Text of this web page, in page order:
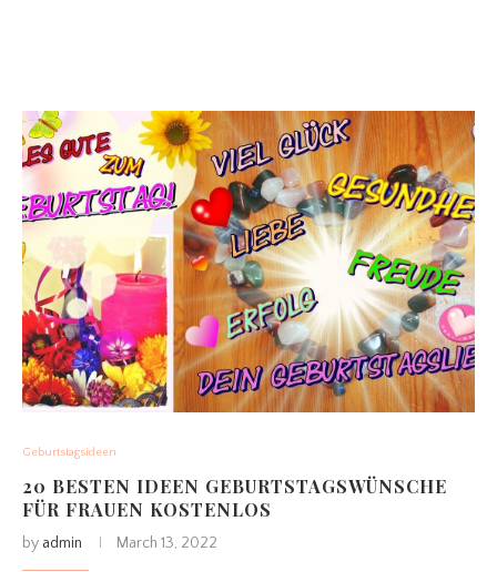
Geburtstagsideen
20 BESTEN IDEEN GEBURTSTAGSWÜNSCHE
FÜR FRAUEN KOSTENLOS
by admin March 13, 2022